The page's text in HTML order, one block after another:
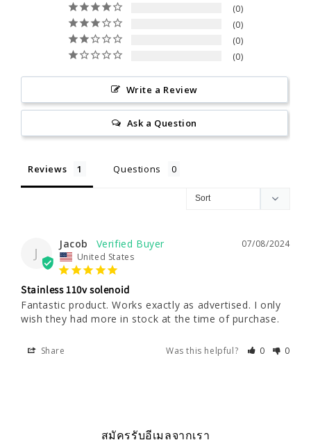
0
0
0
0
Write a Review
Ask a Question
Reviews Questions
J
07/08/2024
Jacob
United States
Stainless 110v solenoid
Fantastic product. Works exactly as advertised. I only
Share Was this helpful? 0 0
สมัครรับอีเมลจากเรา